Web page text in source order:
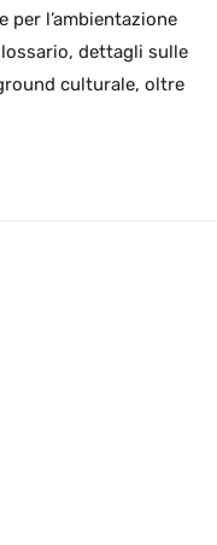
l’ambientazione
dettagli sulle
culturale, oltre